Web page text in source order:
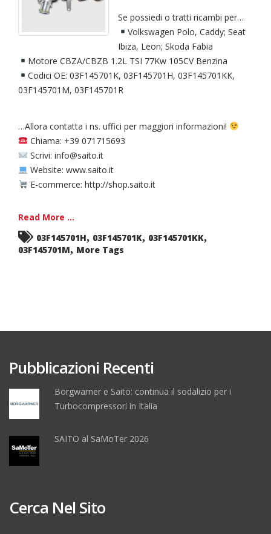
Se possiedi o tratti ricambi per…
Volkswagen Polo, Caddy; Seat
Ibiza, Leon; Skoda Fabia
Motore CBZA/CBZB 1.2L TSI 77Kw 105CV Benzina
Codici OE: 03F145701K, 03F145701H, 03F145701KK,
03F145701M, 03F145701R
…Allora contatta i ns. uffici per maggiori informazioni!
Chiama: +39 071715693
Scrivi: info@saito.it
Website: www.saito.it
E-commerce: http://shop.saito.it
Read More ...
03F145701H, 03F145701K, 03F145701KK,
03F145701M, More Tags
Pubblicazioni Recenti
Borgwarner e Saito: continua il sodalizio per i
Turbocompressori in Italia
SAITO al SaMoTer 2026
Cerca Nel Sito